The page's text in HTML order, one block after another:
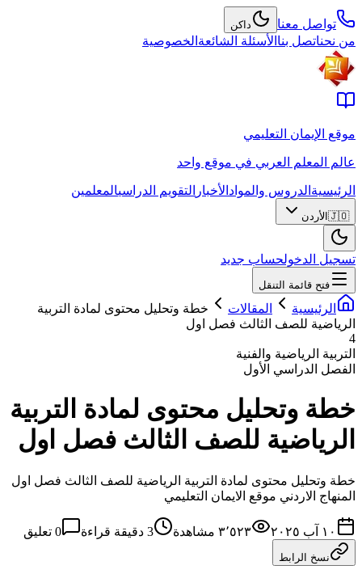
تواصل معنا داكن
من نحناتصل بنا الأسئلة الشائعة الخصوصية
موقع الإيمان التعليمي
عالم المعلم العربي في موقع واحد
الرئيسية الدروس والمواد الأخبار التقويم الدراسيالمعلمين
🇯🇴 الأردن
تسجيل الدخولحساب جديد
فتح قائمة التنقل
الرئيسية المقالات
خطة وتحليل محتوى لمادة التربية
الرياضية للصف الثالث فصل اول
4
التربية الرياضية والفنية
الفصل الدراسي الأول
خطة وتحليل محتوى لمادة التربية
الرياضية للصف الثالث فصل اول
خطة وتحليل محتوى لمادة التربية الرياضية للصف الثالث فصل اول
المنهاج الاردني موقع الايمان التعليمي
١٠ آب ٢٠٢٥ ٣٬٥٢٣ مشاهدة 3 دقيقة قراءة 0 تعليق
نسخ الرابط